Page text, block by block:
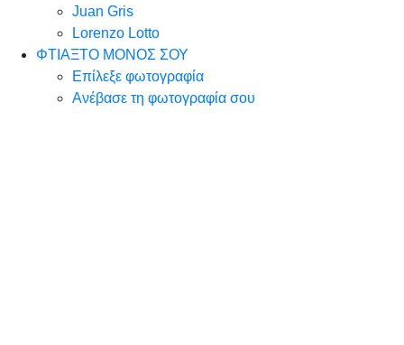
Juan Gris
Lorenzo Lotto
ΦΤΙΑΞΤΟ ΜΟΝΟΣ ΣΟΥ
Επίλεξε φωτογραφία
Ανέβασε τη φωτογραφία σου